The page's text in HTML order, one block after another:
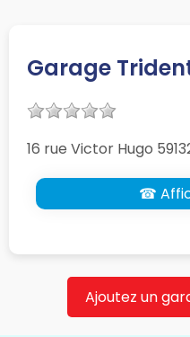
Garage
16 rue Victor Hugo
☎
Ajoutez un